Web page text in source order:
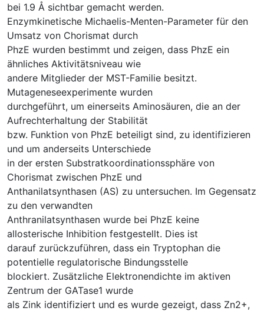
bei 1.9 Å sichtbar gemacht werden.
Enzymkinetische Michaelis-Menten-Parameter für den
Umsatz von Chorismat durch
PhzE wurden bestimmt und zeigen, dass PhzE ein
ähnliches Aktivitätsniveau wie
andere Mitglieder der MST-Familie besitzt.
Mutageneseexperimente wurden
durchgeführt, um einerseits Aminosäuren, die an der
Aufrechterhaltung der Stabilität
bzw. Funktion von PhzE beteiligt sind, zu identifizieren
und um anderseits Unterschiede
in der ersten Substratkoordinationssphäre von
Chorismat zwischen PhzE und
Anthanilatsynthasen (AS) zu untersuchen. Im Gegensatz
zu den verwandten
Anthranilatsynthasen wurde bei PhzE keine
allosterische Inhibition festgestellt. Dies ist
darauf zurückzuführen, dass ein Tryptophan die
potentielle regulatorische Bindungsstelle
blockiert. Zusätzliche Elektronendichte im aktiven
Zentrum der GATase1 wurde
als Zink identifiziert und es wurde gezeigt, dass Zn2+,